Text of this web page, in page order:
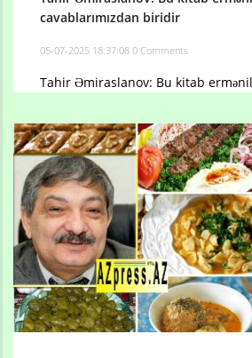
cavablarımızdan biridir
05-07-2025 18:37:08 0 Comments
Tahir Əmiraslanov: Bu kitab